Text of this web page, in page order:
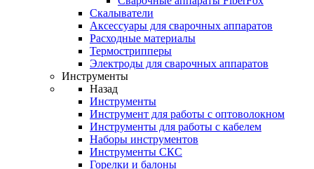
Скалыватели
Аксессуары для сварочных аппаратов
Расходные материалы
Термострипперы
Электроды для сварочных аппаратов
Инструменты
Назад
Инструменты
Инструмент для работы с оптоволокном
Инструменты для работы с кабелем
Наборы инструментов
Инструменты СКС
Горелки и балоны